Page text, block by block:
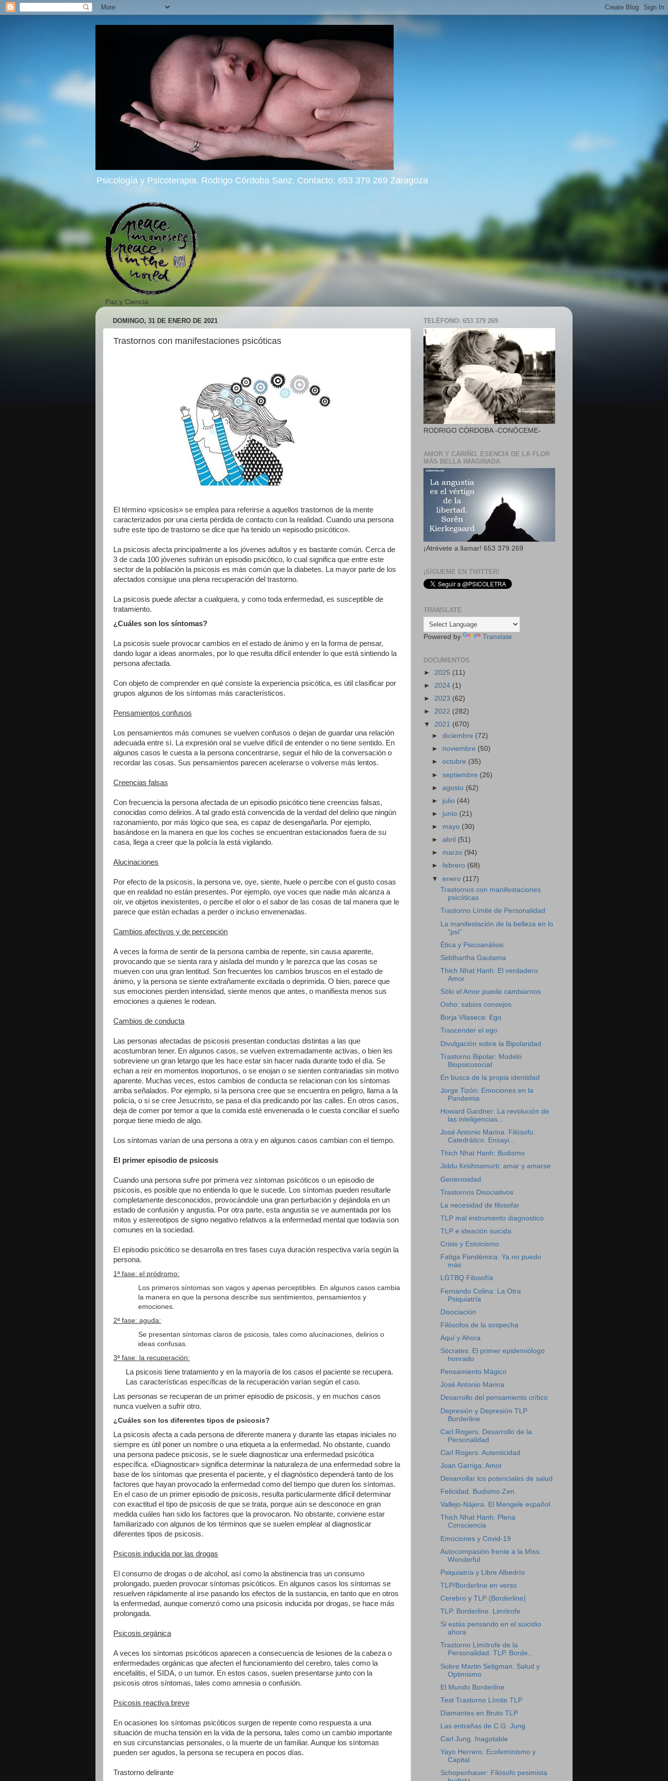
Psicología y Psicoterapia. Rodrigo Córdoba Sanz. Contacto: 653 379 269 Zaragoza
Paz y Ciencia
DOMINGO, 31 DE ENERO DE 2021
Trastornos con manifestaciones psicóticas
El término «psicosis» se emplea para referirse a aquellos trastornos de la mente
caracterizados por una cierta pérdida de contacto con la realidad. Cuando una persona
sufre este tipo de trastorno se dice que ha tenido un «episodio psicótico».
La psicosis afecta principalmente a los jóvenes adultos y es bastante común. Cerca de
3 de cada 100 jóvenes sufrirán un episodio psicótico, lo cual significa que entre este
sector de la población la psicosis es más común que la diabetes. La mayor parte de los
afectados consigue una plena recuperación del trastorno.
La psicosis puede afectar a cualquiera, y como toda enfermedad, es susceptible de
tratamiento.
¿Cuáles son los síntomas?
La psicosis suele provocar cambios en el estado de ánimo y en la forma de pensar,
dando lugar a ideas anormales, por lo que resulta difícil entender lo que está sintiendo la
persona afectada.
Con objeto de comprender en qué consiste la experiencia psicótica, es útil clasificar por
grupos algunos de los síntomas más característicos.
Pensamientos confusos
Los pensamientos más comunes se vuelven confusos o dejan de guardar una relación
adecuada entre sí. La expresión oral se vuelve difícil de entender o no tiene sentido. En
algunos casos le cuesta a la persona concentrarse, seguir el hilo de la conversación o
recordar las cosas. Sus pensamientos parecen acelerarse o volverse más lentos.
Creencias falsas
Con frecuencia la persona afectada de un episodio psicótico tiene creencias falsas,
conocidas como delirios. A tal grado está convencida de la verdad del delirio que ningún
razonamiento, por más lógico que sea, es capaz de desengañarla. Por ejemplo,
basándose en la manera en que los coches se encuentran estacionados fuera de su
casa, llega a creer que la policía la está vigilando.
Alucinaciones
Por efecto de la psicosis, la persona ve, oye, siente, huele o percibe con el gusto cosas
que en realidad no están presentes. Por ejemplo, oye voces que nadie más alcanza a
oír, ve objetos inexistentes, o percibe el olor o el sabor de las cosas de tal manera que le
parece que están echadas a perder o incluso envenenadas.
Cambios afectivos y de percepción
A veces la forma de sentir de la persona cambia de repente, sin causa aparente,
provocando que se sienta rara y aislada del mundo y le parezca que las cosas se
mueven con una gran lentitud. Son frecuentes los cambios bruscos en el estado de
ánimo, y la persona se siente extrañamente excitada o deprimida. O bien, parece que
sus emociones pierden intensidad, siente menos que antes, o manifiesta menos sus
emociones a quienes le rodean.
Cambios de conducta
Las personas afectadas de psicosis presentan conductas distintas a las que
acostumbran tener. En algunos casos, se vuelven extremadamente activas, o bien les
sobreviene un gran letargo que les hace estar sin hacer nada durante todo el día. Se
echan a reír en momentos inoportunos, o se enojan o se sienten contrariadas sin motivo
aparente. Muchas veces, estos cambios de conducta se relacionan con los síntomas
arriba señalados. Por ejemplo, si la persona cree que se encuentra en peligro, llama a la
policía, o si se cree Jesucristo, se pasa el día predicando por las calles. En otros casos,
deja de comer por temor a que la comida esté envenenada o le cuesta conciliar el sueño
porque tiene miedo de algo.
Los síntomas varían de una persona a otra y en algunos casos cambian con el tiempo.
El primer episodio de psicosis
Cuando una persona sufre por primera vez síntomas psicóticos o un episodio de
psicosis, es posible que no entienda lo que le sucede. Los síntomas pueden resultarle
completamente desconocidos, provocándole una gran perturbación y dejándola en un
estado de confusión y angustia. Por otra parte, esta angustia se ve aumentada por los
mitos y estereotipos de signo negativo relativos a la enfermedad mental que todavía son
comunes en la sociedad.
El episodio psicótico se desarrolla en tres fases cuya duración respectiva varía según la
persona.
1ª fase: el pródromo:
Los primeros síntomas son vagos y apenas perceptibles. En algunos casos cambia
la manera en que la persona describe sus sentimientos, pensamientos y
emociones.
2ª fase: aguda:
Se presentan síntomas claros de psicosis, tales como alucinaciones, delirios o
ideas confusas.
3ª fase: la recuperación:
La psicosis tiene tratamiento y en la mayoría de los casos el paciente se recupera.
Las características específicas de la recuperación varían según el caso.
Las personas se recuperan de un primer episodio de psicosis, y en muchos casos
nunca vuelven a sufrir otro.
¿Cuáles son los diferentes tipos de psicosis?
La psicosis afecta a cada persona de diferente manera y durante las etapas iniciales no
siempre es útil poner un nombre o una etiqueta a la enfermedad. No obstante, cuando
una persona padece psicosis, se le suele diagnosticar una enfermedad psicótica
específica. «Diagnosticar» significa determinar la naturaleza de una enfermedad sobre la
base de los síntomas que presenta el paciente, y el diagnóstico dependerá tanto de los
factores que hayan provocado la enfermedad como del tiempo que duren los síntomas.
En el caso de un primer episodio de psicosis, resulta particularmente difícil determinar
con exactitud el tipo de psicosis de que se trata, porque aún se desconoce en gran
medida cuáles han sido los factores que la provocaron. No obstante, conviene estar
familiarizado con algunos de los términos que se suelen emplear al diagnosticar
diferentes tipos de psicosis.
Psicosis inducida por las drogas
El consumo de drogas o de alcohol, así como la abstinencia tras un consumo
prolongado, pueden provocar síntomas psicóticos. En algunos casos los síntomas se
resuelven rápidamente al irse pasando los efectos de la sustancia, en tanto que en otros
la enfermedad, aunque comenzó como una psicosis inducida por drogas, se hace más
prolongada.
Psicosis orgánica
A veces los síntomas psicóticos aparecen a consecuencia de lesiones de la cabeza o
enfermedades orgánicas que afecten el funcionamiento del cerebro, tales como la
encefalitis, el SIDA, o un tumor. En estos casos, suelen presentarse junto con la
psicosis otros síntomas, tales como amnesia o confusión.
Psicosis reactiva breve
En ocasiones los síntomas psicóticos surgen de repente como respuesta a una
situación de mucha tensión en la vida de la persona, tales como un cambio importante
en sus circunstancias personales, o la muerte de un familiar. Aunque los síntomas
pueden ser agudos, la persona se recupera en pocos días.
Trastorno delirante
TELÉFONO: 653 379 269
RODRIGO CÓRDOBA -CONÓCEME-
AMOR Y CARIÑO. ESENCIA DE LA FLOR
MÁS BELLA IMAGINADA
¡Atrévete a llamar! 653 379 269
¡SÍGUEME EN TWITTER!
TRANSLATE
Powered by Translate
DOCUMENTOS
► 2025 (11)
► 2024 (1)
► 2023 (62)
► 2022 (282)
▼ 2021 (670)
►diciembre (72)
► noviembre (50)
►octubre (35)
►septiembre (26)
►agosto (62)
► julio (44)
► junio (21)
► mayo (30)
►abril (51)
► marzo (94)
►febrero (68)
▼enero (117)
Trastornos con manifestaciones
psicóticas
Trastorno Límite de Personalidad
La manifestación de la belleza en lo
"psi"
Ética y Psicoanálisis
Siddhartha Gautama
Thich Nhat Hanh: El verdadero
Amor
Sólo el Amor puede cambiarnos
Osho: sabios consejos
Borja Vilaseca: Ego
Trascender el ego
Divulgación sobre la Bipolaridad
Trastorno Bipolar: Modelo
Biopsicosocial
En busca de la propia identidad
Jorge Tizón: Emociones en la
Pandemia
Howard Gardner: La revolución de
las inteligencias...
José Antonio Marina. Filósofo.
Catedrático. Ensayi...
Thich Nhat Hanh: Budismo
Jiddu Krishnamurti: amar y amarse
Generosidad
Trastornos Disociativos
La necesidad de filosofar
TLP mal instrumento diagnostico
TLP e ideación suicida
Crisis y Estoicismo
Fatiga Pandémica: Ya no puedo
más
LGTBQ Filosofía
Fernando Colina: La Otra
Psiquiatría
Disociación
Filósofos de la sospecha
Aquí y Ahora
Sócrates. El primer epidemiólogo
honrado
Pensamiento Mágico
José Antonio Marina
Desarrollo del pensamiento crítico
Depresión y Depresión TLP
Borderline
Carl Rogers. Desarrollo de la
Personalidad
Carl Rogers. Autenticidad
Joan Garriga: Amor
Desarrollar los potenciales de salud
Felicidad. Budismo Zen.
Vallejo-Nájera. El Mengele español
Thich Nhat Hanh: Plena
Consciencia
Emociones y Covid-19
Autocompasión frente a la Miss.
Wonderful
Psiquiatría y Libre Albedrío
TLP/Borderline en verso
Cerebro y TLP (Borderline)
TLP. Borderline. Limítrofe
Si estás pensando en el suicidio
ahora
Trastorno Limítrofe de la
Personalidad. TLP. Borde...
Sobre Martin Seligman. Salud y
Optimismo
El Mundo Borderline
Test Trastorno Límite TLP
Diamantes en Bruto TLP
Las entrañas de C.G. Jung
Carl Jung. Inagotable
Yayo Herrero: Ecofeminismo y
Capital
Schopenhauer: Filósofo pesimista